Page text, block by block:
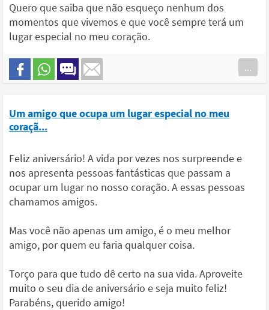
Quero que saiba que não esqueço nenhum dos
momentos que vivemos e que você sempre terá um
lugar especial no meu coração.
...
Um amigo que ocupa um lugar especial no meu
coraçã...
Feliz aniversário! A vida por vezes nos surpreende e
nos apresenta pessoas fantásticas que passam a
ocupar um lugar no nosso coração. A essas pessoas
chamamos amigos.
Mas você não apenas um amigo, é o meu melhor
amigo, por quem eu faria qualquer coisa.
Torço para que tudo dê certo na sua vida. Aproveite
muito o seu dia de aniversário e seja muito feliz!
Parabéns, querido amigo!